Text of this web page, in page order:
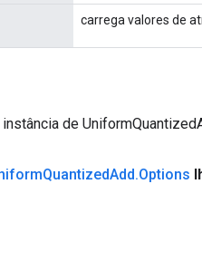
carrega valores de
instância de
QuantizedAdd.Options